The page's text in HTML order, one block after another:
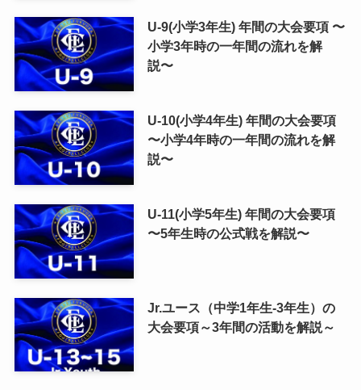
U-9(小学3年生) 年間の大会要項 〜
小学3年時の一年間の流れを解
説〜
U-10(小学4年生) 年間の大会要項
〜小学4年時の一年間の流れを解
説〜
U-11(小学5年生) 年間の大会要項
〜5年生時の公式戦を解説〜
Jr.ユース（中学1年生-3年生）の
大会要項～3年間の活動を解説～